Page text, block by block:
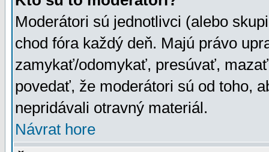
Moderátori sú jednotlivci (alebo
chod fóra každý deň. Majú právo
zamykať/odomykať, presúvať,
povedať, že moderátori sú od toho,
nepridávali otravný materiál.
Návrat hore